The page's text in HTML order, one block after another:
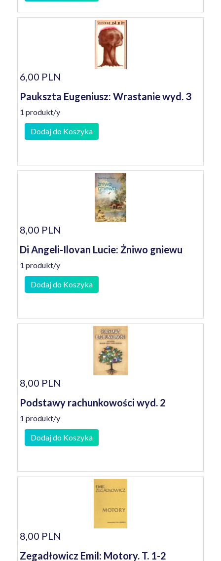
6,00 PLN
Paukszta Eugeniusz: Wrastanie wyd. 3
1 produkt/y
Dodaj do Koszyka
8,00 PLN
Di Angeli-Ilovan Lucie: Żniwo gniewu
1 produkt/y
Dodaj do Koszyka
8,00 PLN
Podstawy rachunkowości wyd. 2
1 produkt/y
Dodaj do Koszyka
8,00 PLN
Zegadłowicz Emil: Motory. T. 1-2